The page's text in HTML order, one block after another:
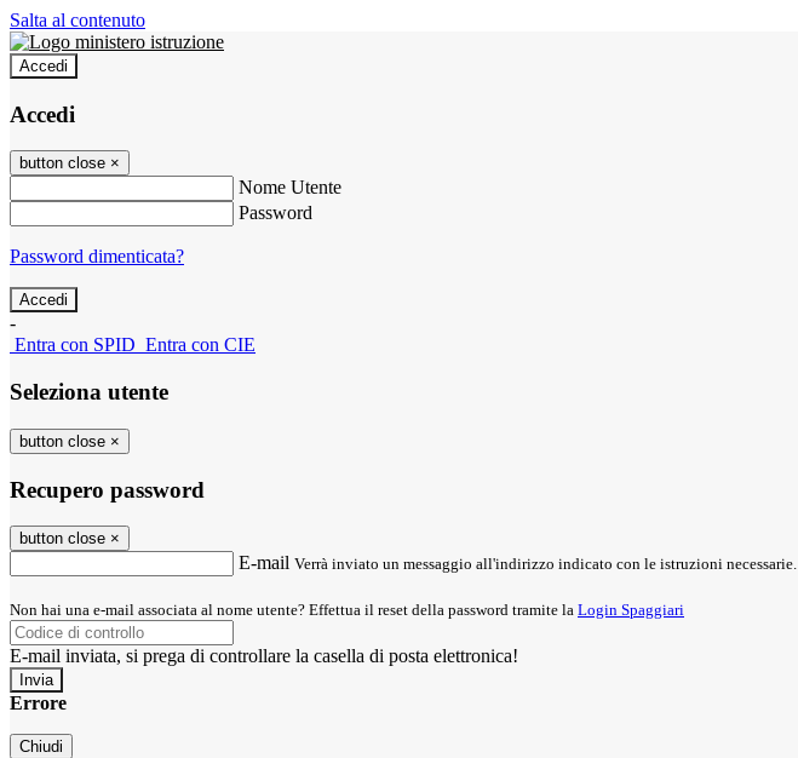
Salta al contenuto
Accedi
Accedi
button close ×
Nome Utente
Password
Password dimenticata?
-
Entra con SPID Entra con CIE
Seleziona utente
button close ×
Recupero password
button close ×
E-mail Verrà inviato un messaggio all'indirizzo indicato con le istruzioni necessarie.
Non hai una e-mail associata al nome utente? Effettua il reset della password tramite la Login Spaggiari
E-mail inviata, si prega di controllare la casella di posta elettronica!
Errore
Chiudi